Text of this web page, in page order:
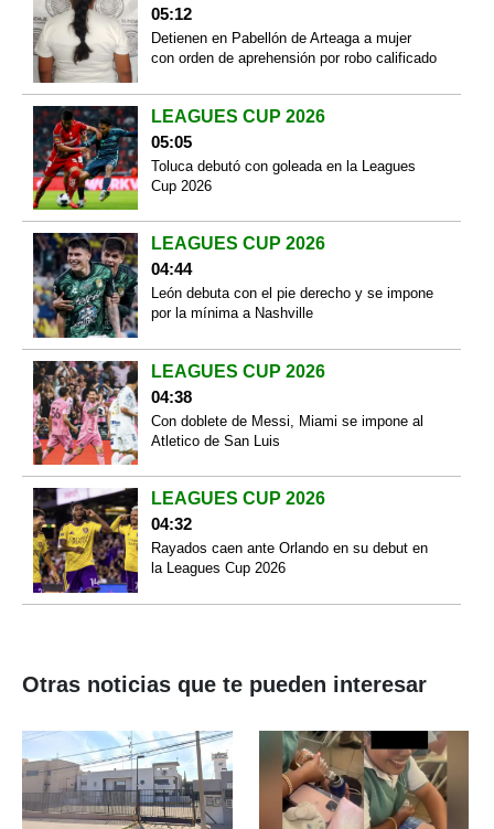
05:12
Detienen en Pabellón de Arteaga a mujer
con orden de aprehensión por robo calificado
LEAGUES CUP 2026
05:05
Toluca debutó con goleada en la Leagues
Cup 2026
LEAGUES CUP 2026
04:44
León debuta con el pie derecho y se impone
por la mínima a Nashville
LEAGUES CUP 2026
04:38
Con doblete de Messi, Miami se impone al
Atletico de San Luis
LEAGUES CUP 2026
04:32
Rayados caen ante Orlando en su debut en
la Leagues Cup 2026
Otras noticias que te pueden interesar